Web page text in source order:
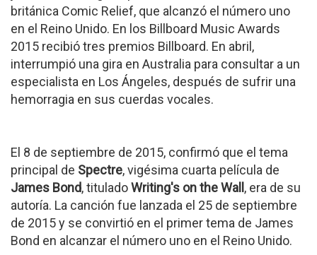
británica Comic Relief, que alcanzó el número uno
en el Reino Unido. En los Billboard Music Awards
2015 recibió tres premios Billboard. En abril,
interrumpió una gira en Australia para consultar a un
especialista en Los Ángeles, después de sufrir una
hemorragia en sus cuerdas vocales.
El 8 de septiembre de 2015, confirmó que el tema
principal de Spectre, vigésima cuarta película de
James Bond, tituladoWriting's on the Wall , era de su
autoría. La canción fue lanzada el 25 de septiembre
de 2015 y se convirtió en el primer tema de James
Bond en alcanzar el número uno en el Reino Unido.